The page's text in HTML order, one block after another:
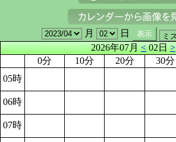
月
日
2026年07月<02日>
0分
10分 20分 30分
05時
06時
07時